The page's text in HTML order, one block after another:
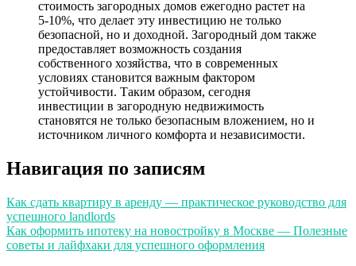
стоимость загородных домов ежегодно растет на
5-10%, что делает эту инвестицию не только
безопасной, но и доходной. Загородный дом также
предоставляет возможность создания
собственного хозяйства, что в современных
условиях становится важным фактором
устойчивости. Таким образом, сегодня
инвестиции в загородную недвижимость
становятся не только безопасным вложением, но и
источником личного комфорта и независимости.
Навигация по записям
Как сдать квартиру в аренду — практическое руководство для
успешного landlords
Как оформить ипотеку на новостройку в Москве — Полезные
советы и лайфхаки для успешного оформления